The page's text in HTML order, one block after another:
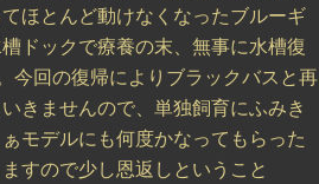
ほとんど動けなくなったブルーギ
ドックで療養の末、無事に水槽復
今回の復帰によりブラックバスと再
きませんので、単独飼育にふみき
モデルにも何度かなってもらった
すので少し恩返しということ